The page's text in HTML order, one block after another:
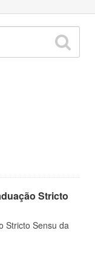
Stricto
Stricto Sensu da